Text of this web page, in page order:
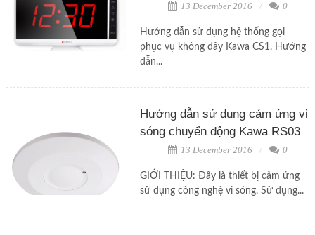
13 December 2016 0
Hướng dẫn sử dụng hệ thống gọi
phục vụ không dây Kawa CS1. Hướng
dẫn...
Hướng dẫn sử dụng cảm ứng vi
sóng chuyển động Kawa RS03
13 December 2016 0
GIỚI THIỆU: Đây là thiết bị cảm ứng
sử dụng công nghệ vi sóng. Sử dụng...